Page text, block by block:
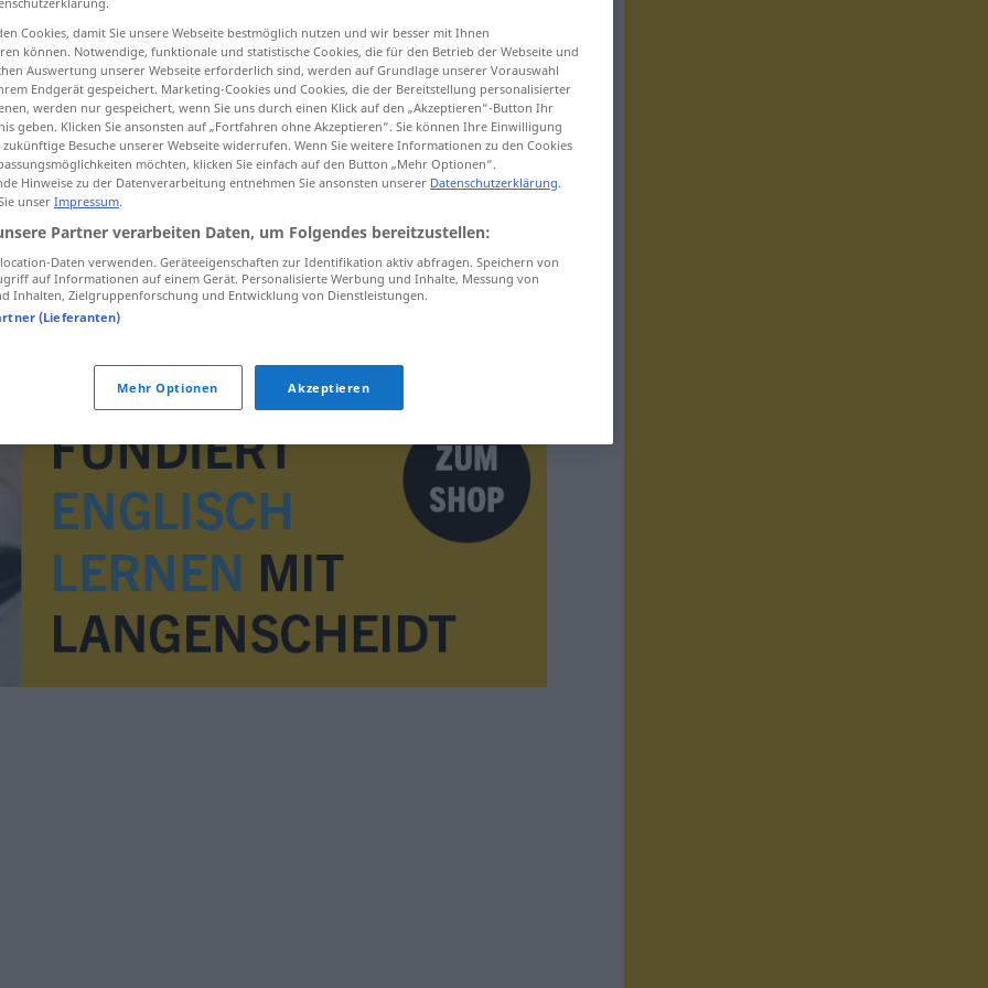
BröckligkeitBröckeligkeit
Cookies, damit Sie unsere Webseite bestmöglich nutzen und wir besser mit Ihnen
können. Notwendige, funktionale und statistische Cookies, die für den Betrieb der Webseite und
Auswertung unserer Webseite erforderlich sind, werden auf Grundlage unserer Vorauswahl
Endgerät gespeichert. Marketing-Cookies und Cookies, die der Bereitstellung personalisierter
werden nur gespeichert, wenn Sie uns durch einen Klick auf den „Akzeptieren“-Button Ihr
geben. Klicken Sie ansonsten auf „Fortfahren ohne Akzeptieren“. Sie können Ihre Einwilligung
Besuche unserer Webseite widerrufen. Wenn Sie weitere Informationen zu den Cookies
möchten, klicken Sie einfach auf den Button „Mehr Optionen“.
Hinweise zu der Datenverarbeitung entnehmen Sie ansonsten unserer Datenschutzerklärung.
unser Impressum.
Partner verarbeiten Daten, um Folgendes bereitzustellen:
Daten verwenden. Geräteeigenschaften zur Identifikation aktiv abfragen. Speichern von
auf Informationen auf einem Gerät. Personalisierte Werbung und Inhalte, Messung von
Inhalten, Zielgruppenforschung und Entwicklung von Dienstleistungen.
(Lieferanten)
Mehr Optionen Akzeptieren